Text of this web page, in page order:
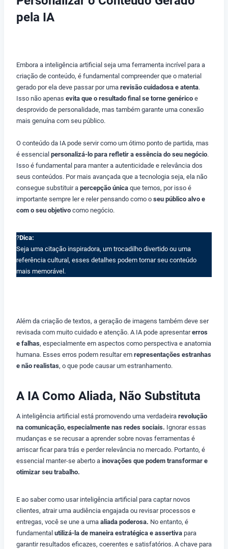
pela IA
Embora a inteligência artificial seja uma ferramenta incrível para a
criação de conteúdo, é fundamental compreender que o material
gerado por ela deve passar por uma revisão cuidadosa e atenta.
Isso não apenas evita que o resultado final se torne genérico e
desprovido de personalidade, mas também garante uma conexão
mais genuína com seu público.
O conteúdo da IA pode servir como um ótimo ponto de partida, mas
é essencial personalizá-lo para refletir a essência do seu negócio.
Isso é fundamental para manter a autenticidade e relevância dos
seus conteúdos. Por mais avançada que a tecnologia seja, ela não
consegue substituir a percepção única que temos, por isso é
importante sempre ler e reler pensando como o seu público alvo e
com o seu objetivo como negócio.
?Dica:
Seja uma citação inspiradora, um trocadilho divertido ou uma
referência cultural, esses detalhes podem tornar seu conteúdo
mais memorável.
Além da criação de textos, a geração de imagens também deve ser
revisada com muito cuidado e atenção. A IA pode apresentarerros
e falhas, especialmente em aspectos como perspectiva e anatomia
humana. Esses erros podem resultar em representações estranhas
e não realistas, o que pode causar um estranhamento.
A IA Como Aliada, Não Substituta
A inteligência artificial está promovendo uma verdadeira revolução
na comunicação, especialmente nas redes sociais. Ignorar essas
mudanças e se recusar a aprender sobre novas ferramentas é
arriscar ficar para trás e perder relevância no mercado. Portanto, é
essencial manter-se aberto a inovações que podem transformar e
otimizar seu trabalho.
E ao saber como usar inteligência artificial para captar novos
clientes, atrair uma audiência engajada ou revisar processos e
entregas, você se une a uma aliada poderosa. No entanto, é
fundamental utilizá-la de maneira estratégica e assertiva para
garantir resultados eficazes, coerentes e satisfatórios. A chave para